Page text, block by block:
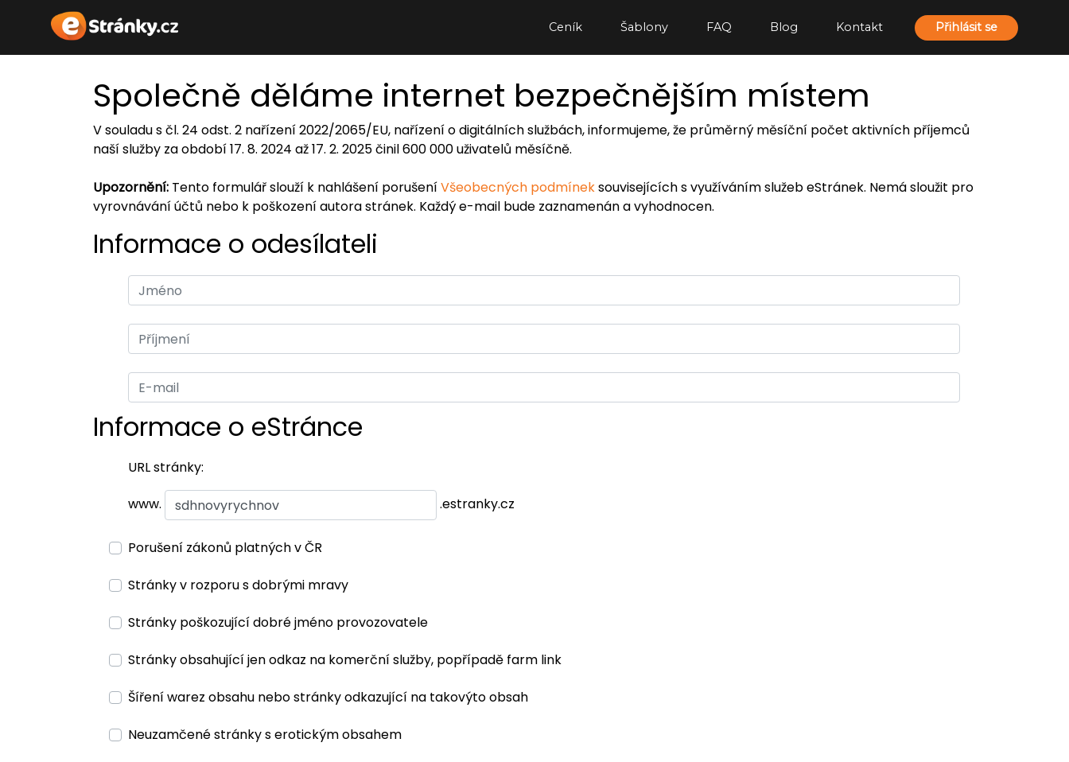
Ceník Šablony FAQ Blog Kontakt Přihlásit se
Společně děláme internet bezpečnějším místem
V souladu s čl. 24 odst. 2 nařízení 2022/2065/EU, nařízení o digitálních službách, informujeme, že průměrný měsíční počet aktivních příjemců
naší služby za období 17. 8. 2024 až 17. 2. 2025 činil 600 000 uživatelů měsíčně.
Upozornění: Tento formulář slouží k nahlášení porušeníVšeobecných podmíneksouvisejících s využíváním služeb eStránek. Nemá sloužit pro
vyrovnávání účtů nebo k poškození autora stránek. Každý e-mail bude zaznamenán a vyhodnocen.
Informace o odesílateli
Informace o eStránce
URL stránky:
www. .estranky.cz
Porušení zákonů platných v ČR
Stránky v rozporu s dobrými mravy
Stránky poškozující dobré jméno provozovatele
Stránky obsahující jen odkaz na komerční služby, popřípadě farm link
Šíření warez obsahu nebo stránky odkazující na takovýto obsah
Neuzamčené stránky s erotickým obsahem